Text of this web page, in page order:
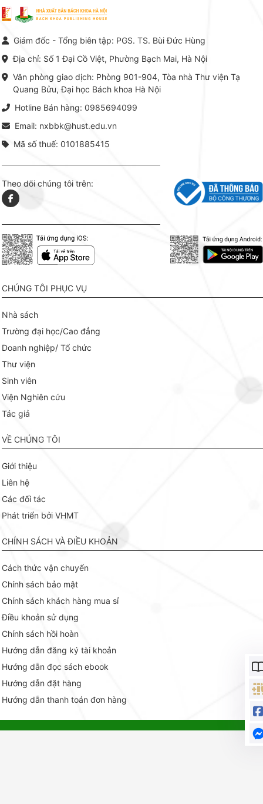
vực Hóa học phân tích tại Việt
Nam hiện nay. Bộ sách mang
đến một hệ thống tri thức hoàn
thuật thực hành -> Ứng dụng
khoa Hà Nội ấn hành cả hai
lý. Các
Giám đốc - Tổng biên tập: PGS. TS. Bùi Đức Hùng
Địa chỉ: Số 1 Đại Cồ Việt, Phường Bạch Mai, Hà Nội
Văn phòng giao dịch: Phòng 901-904, Tòa nhà Thư viện Tạ
Quang Bửu, Đại học Bách khoa Hà Nội
Hotline Bán hàng: 0985694099
Email: nxbbk@hust.edu.vn
Mã số thuế: 0101885415
Theo dõi chúng tôi trên:
CHÚNG TÔI PHỤC VỤ
Nhà sách
Trường đại học/Cao đẳng
Doanh nghiệp/ Tổ chức
Thư viện
Sinh viên
Viện Nghiên cứu
Tác giả
VỀ CHÚNG TÔI
Giới thiệu
Liên hệ
Các đối tác
Phát triển bởi VHMT
CHÍNH SÁCH VÀ ĐIỀU KHOẢN
Cách thức vận chuyển
Chính sách bảo mật
Chính sách khách hàng mua sỉ
Điều khoản sử dụng
Chính sách hồi hoàn
Hướng dẫn đăng ký tài khoản
Hướng dẫn đọc sách ebook
Hướng dẫn đặt hàng
Hướng dẫn thanh toán đơn hàng